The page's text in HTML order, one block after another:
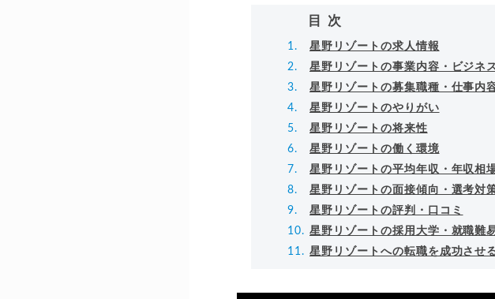
目次
星野リゾートの求人情報
星野リゾートの事業内容・ビジネ
星野リゾートの募集職種・仕事内
星野リゾートのやりがい
星野リゾートの将来性
星野リゾートの働く環境
星野リゾートの平均年収・年収相
星野リゾートの面接傾向・選考対
星野リゾートの評判・口コミ
星野リゾートの採用大学・就職難
星野リゾートへの転職を成功させ